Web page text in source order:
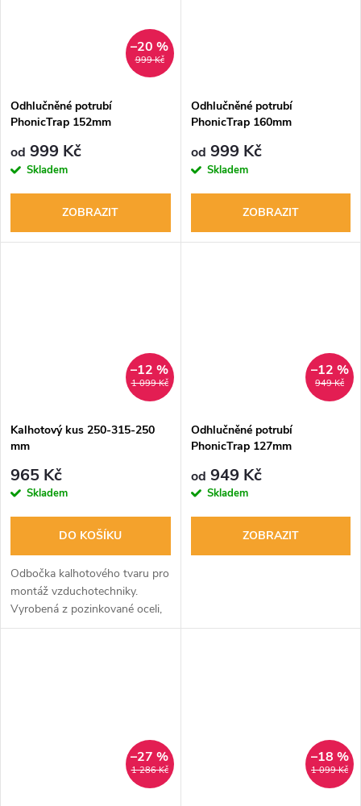
999 Kč
–20 %
Odhlučněné potrubí
PhonicTrap 152mm
od 999 Kč
Skladem
ZOBRAZIT
Odhlučněné potrubí
PhonicTrap 160mm
od 999 Kč
Skladem
ZOBRAZIT
1 099 Kč
–12 %
Kalhotový kus 250-315-250
mm
965 Kč
Skladem
DO KOŠÍKU
Odbočka kalhotového tvaru pro
montáž vzduchotechniky.
Vyrobená z pozinkované oceli,
jednoduchá montáž, vhodná
949 Kč
–12 %
Odhlučněné potrubí
PhonicTrap 127mm
od 949 Kč
Skladem
ZOBRAZIT
1 286 Kč
–27 %
1 099 Kč
–18 %